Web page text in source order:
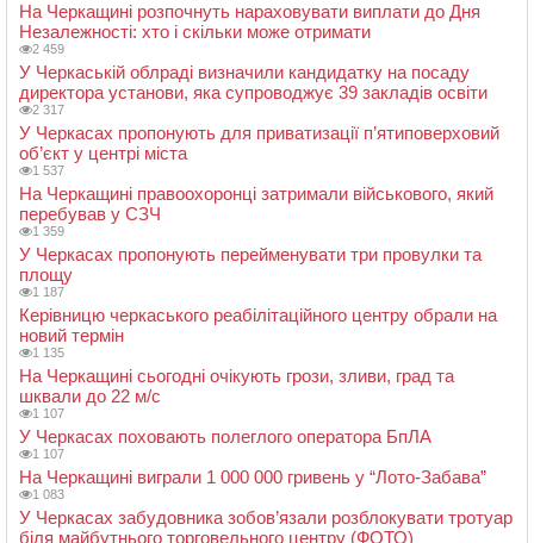
На Черкащині розпочнуть нараховувати виплати до Дня
Незалежності: хто і скільки може отримати
2 459
У Черкаській облраді визначили кандидатку на посаду
директора установи, яка супроводжує 39 закладів освіти
2 317
У Черкасах пропонують для приватизації п’ятиповерховий
об’єкт у центрі міста
1 537
На Черкащині правоохоронці затримали військового, який
перебував у СЗЧ
1 359
У Черкасах пропонують перейменувати три провулки та
площу
1 187
Керівницю черкаського реабілітаційного центру обрали на
новий термін
1 135
На Черкащині сьогодні очікують грози, зливи, град та
шквали до 22 м/с
1 107
У Черкасах поховають полеглого оператора БпЛА
1 107
На Черкащині виграли 1 000 000 гривень у “Лото-Забава”
1 083
У Черкасах забудовника зобов’язали розблокувати тротуар
біля майбутнього торговельного центру (ФОТО)